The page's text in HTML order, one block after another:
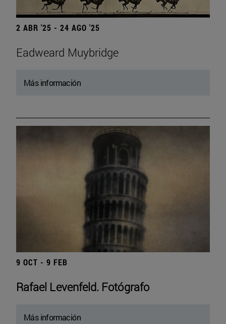
2 ABR '25 - 24 AGO '25
Eadweard Muybridge
Más información
9 OCT - 9 FEB
Rafael Levenfeld. Fotógrafo
Más información